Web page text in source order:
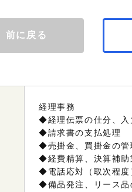
前に戻る
経理事務
◆経理伝票の仕分、入
◆請求書の支払処理
◆売掛金、買掛金の管
◆経費精算、決算補助
◆電話応対（取次程度
◆備品発注、リース品